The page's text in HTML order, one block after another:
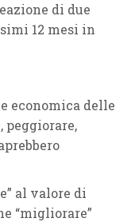
di due
12 mesi in
economica delle
peggiorare,
al valore di
“migliorare”